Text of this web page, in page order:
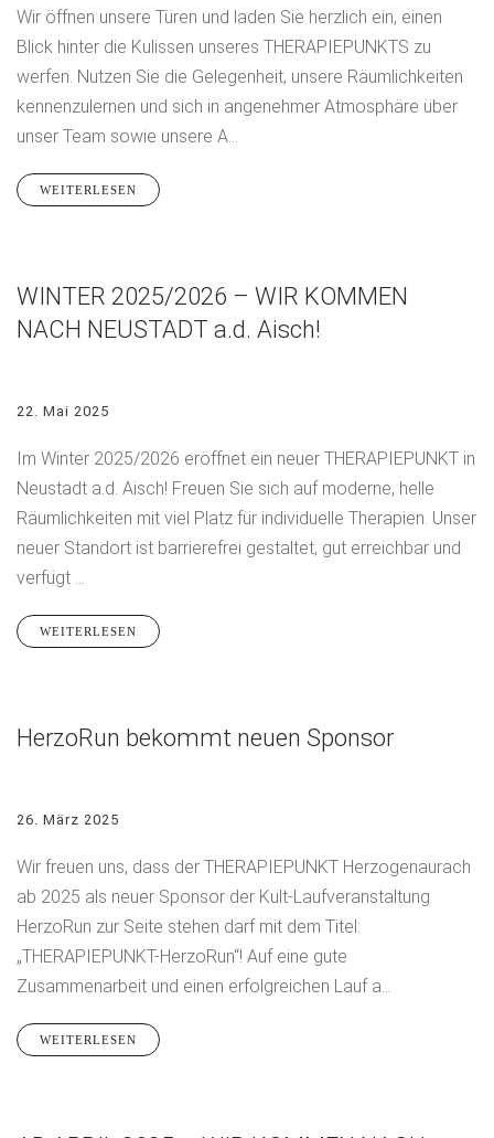
Wir öffnen unsere Türen und laden Sie herzlich ein, einen
Blick hinter die Kulissen unseres THERAPIEPUNKTS zu
werfen. Nutzen Sie die Gelegenheit, unsere Räumlichkeiten
kennenzulernen und sich in angenehmer Atmosphäre über
unser Team sowie unsere A...
WEITERLESEN
WINTER 2025/2026 – WIR KOMMEN
NACH NEUSTADT a.d. Aisch!
22. Mai 2025
Im Winter 2025/2026 eröffnet ein neuer THERAPIEPUNKT in
Neustadt a.d. Aisch! Freuen Sie sich auf moderne, helle
Räumlichkeiten mit viel Platz für individuelle Therapien. Unser
neuer Standort ist barrierefrei gestaltet, gut erreichbar und
verfügt ...
WEITERLESEN
HerzoRun bekommt neuen Sponsor
26. März 2025
Wir freuen uns, dass der THERAPIEPUNKT Herzogenaurach
ab 2025 als neuer Sponsor der Kult-Laufveranstaltung
HerzoRun zur Seite stehen darf mit dem Titel:
„THERAPIEPUNKT-HerzoRun“! Auf eine gute
Zusammenarbeit und einen erfolgreichen Lauf a...
WEITERLESEN